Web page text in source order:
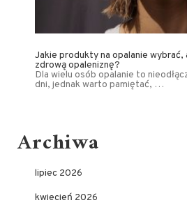
Jakie produkty na opalanie wybrać,
zdrową opaleniznę?
Dla wielu osób opalanie to
dni, jednak warto pamiętać, …
Archiwa
lipiec 2026
kwiecień 2026